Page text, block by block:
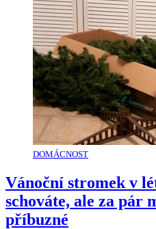
DOMÁCNOST
Vánoční stromek v
schováte, ale za pár
příbuzné